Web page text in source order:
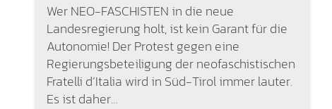
Wer NEO-FASCHISTEN in die neue
Landesregierung holt, ist kein Garant für die
Autonomie! Der Protest gegen eine
Regierungsbeteiligung der neofaschistischen
Fratelli d’Italia wird in Süd-Tirol immer lauter.
Es ist daher…